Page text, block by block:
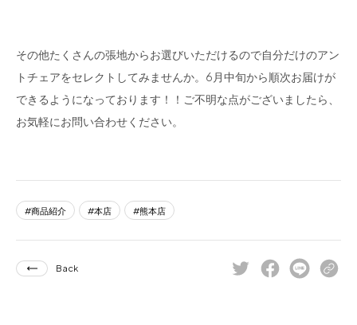
その他たくさんの張地からお選びいただけるので自分だけのアン
トチェアをセレクトしてみませんか。6月中旬から順次お届けが
できるようになっております！！ご不明な点がございましたら、
お気軽にお問い合わせください。
商品紹介 本店 熊本店
Back